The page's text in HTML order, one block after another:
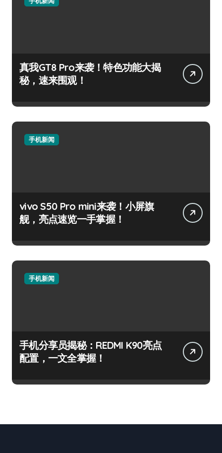
真我GT8 Pro来袭！特色功能大揭
秘，速来围观！
手机新闻
vivo S50 Pro mini来袭！小屏旗
舰，亮点速览一手掌握！
手机新闻
手机分享员揭秘：REDMI K90亮点
配置，一文全掌握！